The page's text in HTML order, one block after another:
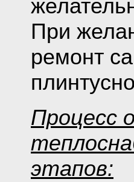
При
ремонт
Процесс
этапов: